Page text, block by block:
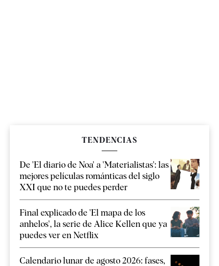
TENDENCIAS
De 'El diario de Noa' a 'Materialistas': las
mejores películas románticas del siglo
XXI que no te puedes perder
Final explicado de 'El mapa de los
anhelos', la serie de Alice Kellen que ya
puedes ver en Netflix
Calendario lunar de agosto 2026: fases,